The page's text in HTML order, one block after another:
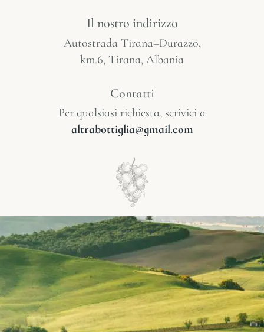
Il nostro indirizzo
Autostrada Tirana–Durazzo,
km.6, Tirana, Albania
Contatti
Per qualsiasi richiesta, scrivici a
altrabottiglia@gmail.com